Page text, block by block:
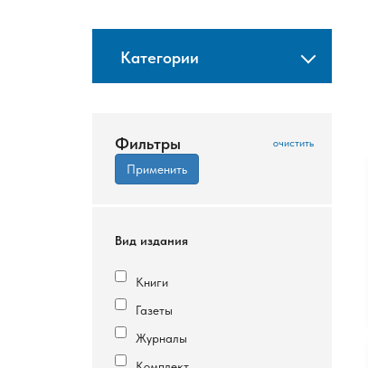
Категории
Фильтры
Вид издания
Книги
Газеты
Журналы